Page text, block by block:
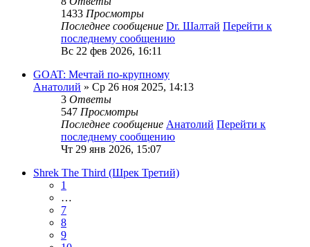
1433 Просмотры
Последнее сообщение Dr. Шалтай Перейти к
последнему сообщению
Вс 22 фев 2026, 16:11
GOAT: Мечтай по-крупному
Анатолий » Ср 26 ноя 2025, 14:13
3 Ответы
547 Просмотры
Последнее сообщение Анатолий Перейти к
последнему сообщению
Чт 29 янв 2026, 15:07
Shrek The Third (Шрек Третий)
1
…
7
8
9